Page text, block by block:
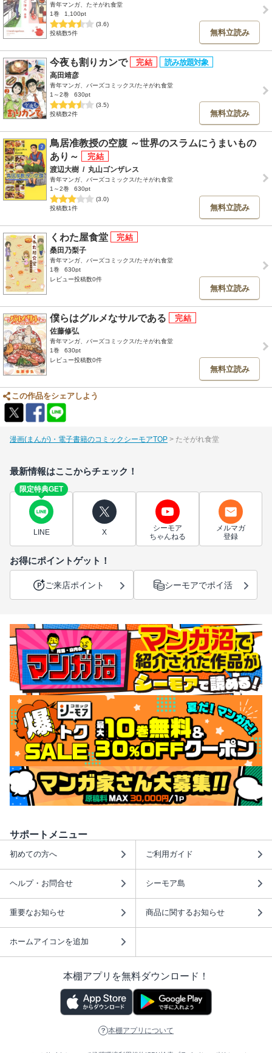
青年マンガ、たそがれ食堂
1巻
1,100pt
(3.6)
投稿数5件
無料立読み
今夜も割りカンで
高田靖彦
青年マンガ、バーズコミックス/たそがれ食堂
1～2巻
630pt
(3.5)
投稿数2件
無料立読み
鳥居准教授の空腹 ～世界のスラムにうまいもの
あり～
渡辺大樹 / 丸山ゴンザレス
青年マンガ、バーズコミックス/たそがれ食堂
1～2巻
630pt
(3.0)
投稿数1件
無料立読み
くわた屋食堂
桑田乃梨子
青年マンガ、バーズコミックス/たそがれ食堂
1巻
630pt
レビュー投稿数0件
無料立読み
僕らはグルメなサルである
佐藤修弘
青年マンガ、バーズコミックス/たそがれ食堂
1巻
630pt
レビュー投稿数0件
無料立読み
この作品をシェアしよう
漫画(まんが)・電子書籍のコミックシーモアTOP たそがれ食堂
最新情報はここからチェック！
限定特典GET
LINE X
シーモア
ちゃんねる
メルマガ
登録
お得にポイントゲット！
ご来店ポイント シーモアでポイ活
サポートメニュー
初めての方へ ご利用ガイド
ヘルプ・お問合せ シーモア島
重要なお知らせ 商品に関するお知らせ
ホームアイコンを追加
本棚アプリを無料ダウンロード！
本棚アプリについて